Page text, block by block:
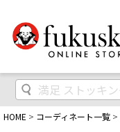
HOME コーディネート一覧